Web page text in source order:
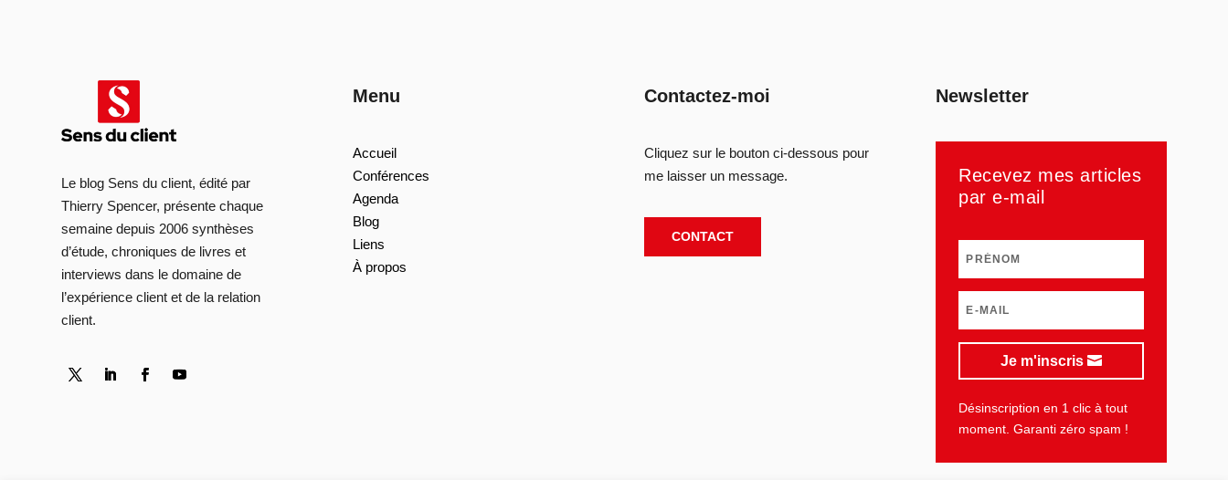
Le blog Sens du client, édité par
Thierry Spencer, présente chaque
semaine depuis 2006 synthèses
d’étude, chroniques de livres et
interviews dans le domaine de
l’expérience client et de la relation
client.
Menu
Accueil
Conférences
Agenda
Blog
Liens
À propos
Contactez-moi
Cliquez sur le bouton ci-dessous pour
me laisser un message.
CONTACT
Newsletter
Recevez mes articles
par e-mail
Je m'inscris
Désinscription en 1 clic à tout
moment. Garanti zéro spam !